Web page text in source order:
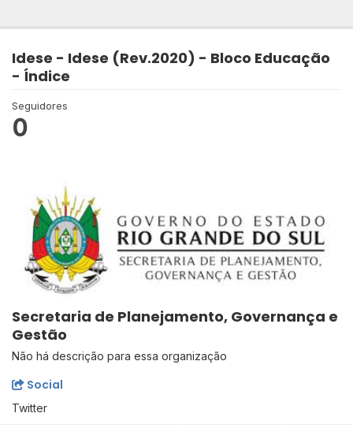
Idese - Idese (Rev.2020) - Bloco Educação
- Índice
Seguidores
0
Secretaria de Planejamento, Governança e
Gestão
Não há descrição para essa organização
Social
Twitter